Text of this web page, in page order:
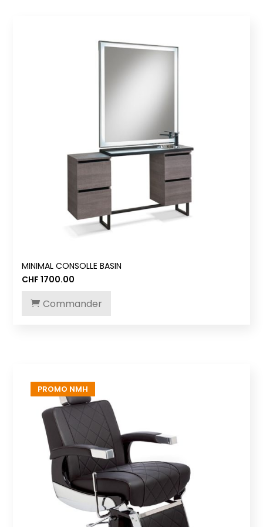
MINIMAL CONSOLLE BASIN
CHF 1700.00
Commander
PROMO NMH